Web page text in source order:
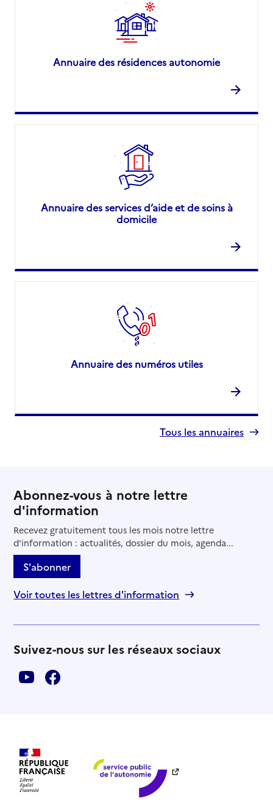
Annuaire des résidences autonomie
Annuaire des services d’aide et de soins à
domicile
Annuaire des numéros utiles
Tous les annuaires
Abonnez-vous à notre lettre
d'information
Recevez gratuitement tous les mois notre lettre
d'information : actualités, dossier du mois, agenda...
S'abonner
Voir toutes les lettres d'information
Suivez-nous sur les réseaux sociaux